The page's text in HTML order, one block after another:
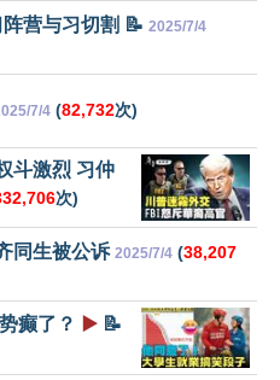
营与习切割 📝 2025/7/4
7/4 (82,732次)
斗激烈 习仲
次)
同生被公诉 2025/7/4 (38,207
癫了？ ▶️ 📝